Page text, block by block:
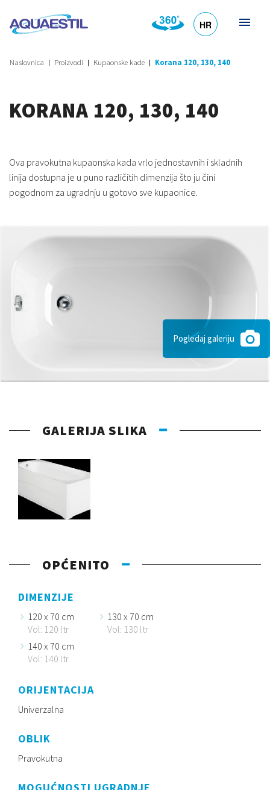
HR
Naslovnica Proizvodi Kupaonske kade Korana 120, 130, 140
KORANA 120, 130, 140
Ova pravokutna kupaonska kada vrlo jednostavnih i skladnih
linija dostupna je u puno različitih dimenzija što ju čini
pogodnom za ugradnju u gotovo sve kupaonice.
Pogledaj galeriju
GALERIJA SLIKA
OPĆENITO
DIMENZIJE
120 x 70 cm
Vol: 120 ltr
130 x 70 cm
Vol: 130 ltr
140 x 70 cm
Vol: 140 ltr
ORIJENTACIJA
Univerzalna
OBLIK
Pravokutna